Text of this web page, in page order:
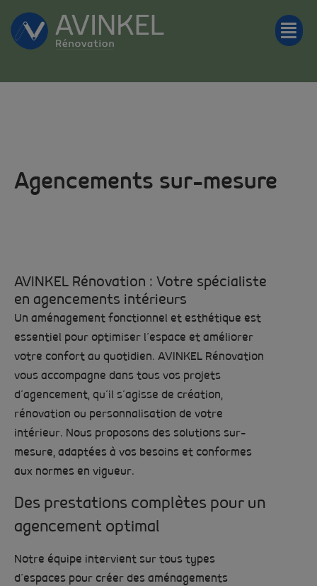
Agencements sur-mesure
AVINKEL Rénovation : Votre spécialiste
en agencements intérieurs
Un aménagement fonctionnel et esthétique est
essentiel pour optimiser l’espace et améliorer
votre confort au quotidien. AVINKEL Rénovation
vous accompagne dans tous vos projets
d’agencement, qu’il s’agisse de création,
rénovation ou personnalisation de votre
intérieur. Nous proposons des solutions sur-
mesure, adaptées à vos besoins et conformes
aux normes en vigueur.
Des prestations complètes pour un
agencement optimal
Notre équipe intervient sur tous types
d’espaces pour créer des aménagements